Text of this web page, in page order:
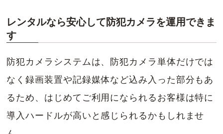
AHDの防犯カメラと同軸ケーブルでつなが
り、最大400万画素の画質で映像を記録するこ
弊社では、非常に販売台数の多いモデルです。
スマホでの遠隔監視が月額無料でできるDDNS
サービスが付属されています。
レンタルなら安心して防犯カメラを運用できま
す
防犯カメラシステムは、防犯カメラ単体だけでは
なく録画装置や記録媒体など込み入った部分もあ
るため、はじめてご利用になられるお客様は特に
導入ハードルが高いと感じられるかもしれませ